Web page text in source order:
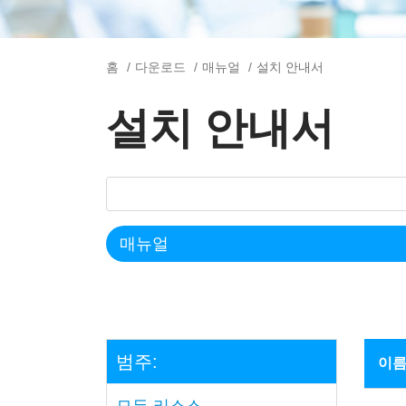
홈 다운로드 매뉴얼 설치 안내서
설치 안내서
범주: 이름